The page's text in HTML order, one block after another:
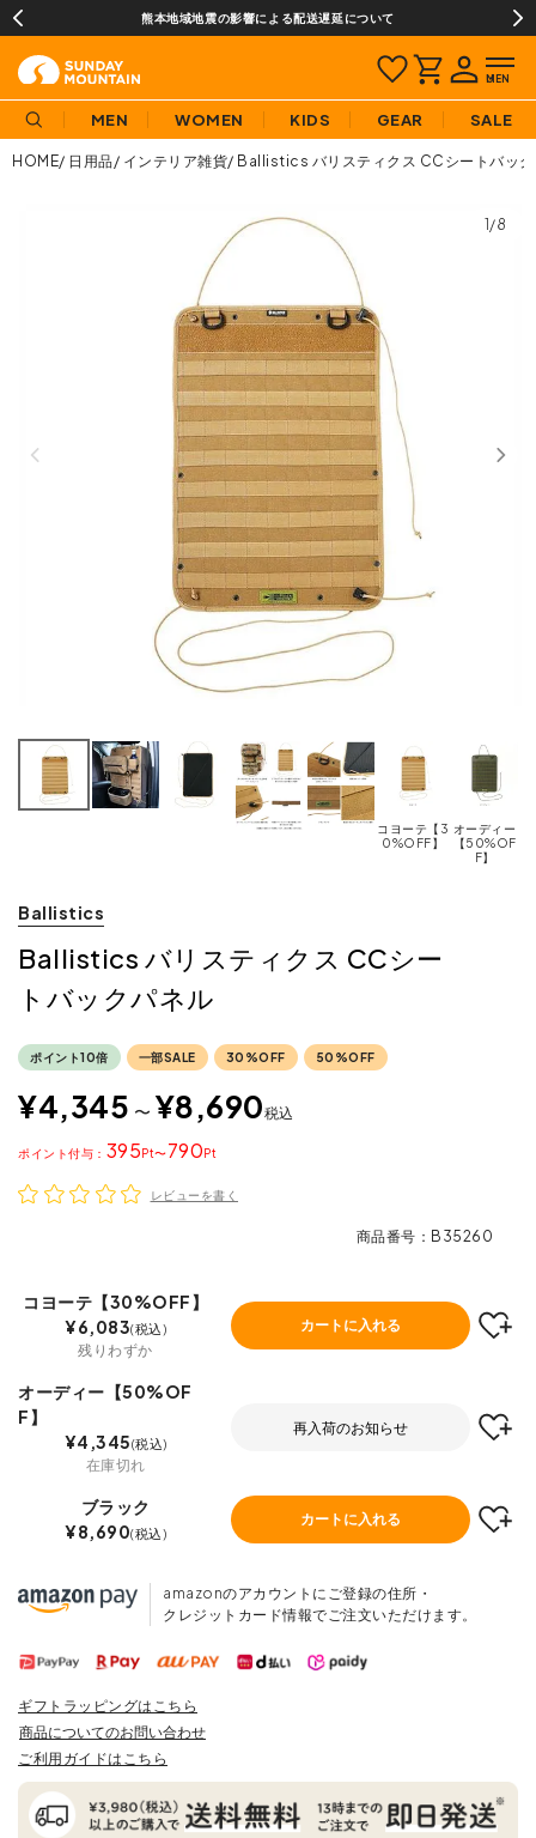
熊本地域地震の影響による配送遅延について
MEN WOMEN KIDS GEAR SALE
HOME 日用品 インテリア雑貨 Ballistics バリスティクス CCシートバック
1/8
コヨーテ【3
0%OFF】
オーディー
【50%OF
F】
Ballistics
Ballistics バリスティクス CCシー
トバックパネル
ポイント10倍 一部SALE 30%OFF 50%OFF
¥4,345 〜 ¥8,690税込
395 〜790
ポイント
レビューを書く
商品番号 B35260
コヨーテ【30%OFF】
¥6,083 税込
残りわずか
カートに入れる
オーディー【50%OF
F】
¥4,345 税込
在庫切れ
再入荷のお知らせ
ブラック
¥8,690 税込
カートに入れる
amazonのアカウントにご登録の住所・
クレジットカード情報でご注文いただけます。
ギフトラッピングはこちら
商品についてのお問い合わせ
ご利用ガイドはこちら